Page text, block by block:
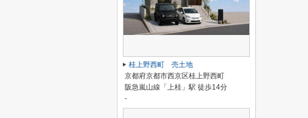
桂上野西町 売土地
京都府京都市西京区桂上野西町
阪急嵐山線「上桂」駅 徒歩14分
-